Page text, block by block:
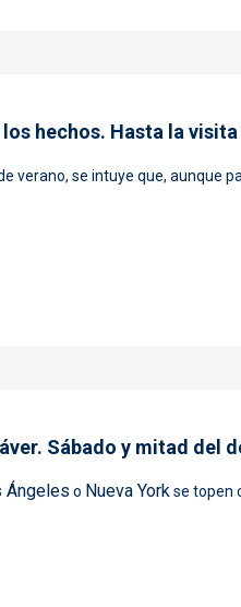
hechos. Hasta la
verano, se intuye que, aunque
Sábado y mitad del
Ángeles o Nueva Yorkse topen